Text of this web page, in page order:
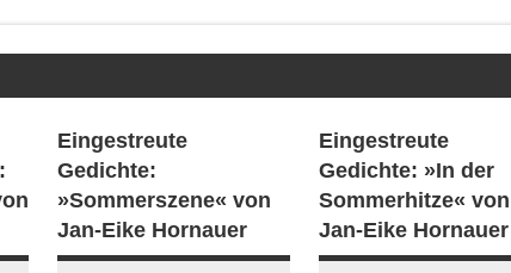
Eingestreute
Gedichte:
»Sommerszene« von
Jan-Eike Hornauer
Eingestreute
Gedichte: »In der
Sommerhitze« von
Jan-Eike Hornauer